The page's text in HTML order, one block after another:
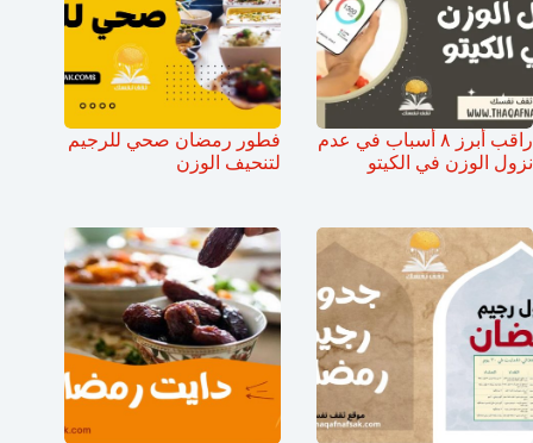
راقب أبرز ٨ أسباب في عدم
نزول الوزن في الكيتو
فطور رمضان صحي للرجيم
لتنحيف الوزن